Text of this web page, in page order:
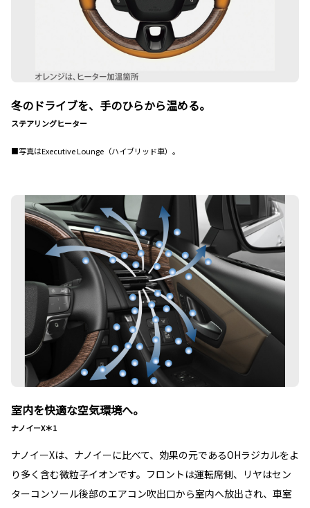
冬のドライブを、手のひらから温める。
ステアリングヒーター
■写真はExecutive Lounge（ハイブリッド車）。
室内を快適な空気環境へ。
ナノイーX＊1
ナノイーXは、ナノイーに比べて、効果の元であるOHラジカルをよ
り多く含む微粒子イオンです。フロントは運転席側、リヤはセン
ターコンソール後部のエアコン吹出口から室内へ放出され、車室